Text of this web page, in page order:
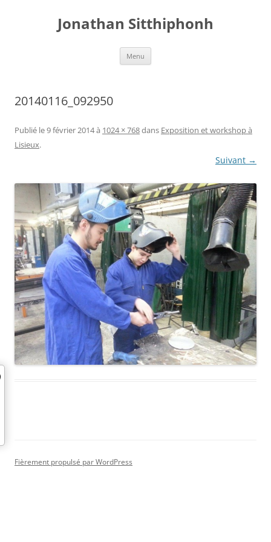
Jonathan Sitthiphonh
Menu
20140116_092950
Publié le9 février 2014à 1024 × 768dans Exposition et workshop à
Lisieux.
Suivant →
Fièrement propulsé par WordPress